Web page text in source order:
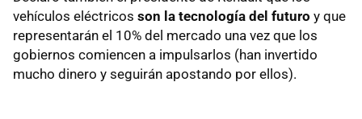
vehículos eléctricos son la tecnología del futuro y que
representarán el 10% del mercado una vez que los
gobiernos comiencen a impulsarlos (han invertido
mucho dinero y seguirán apostando por ellos).